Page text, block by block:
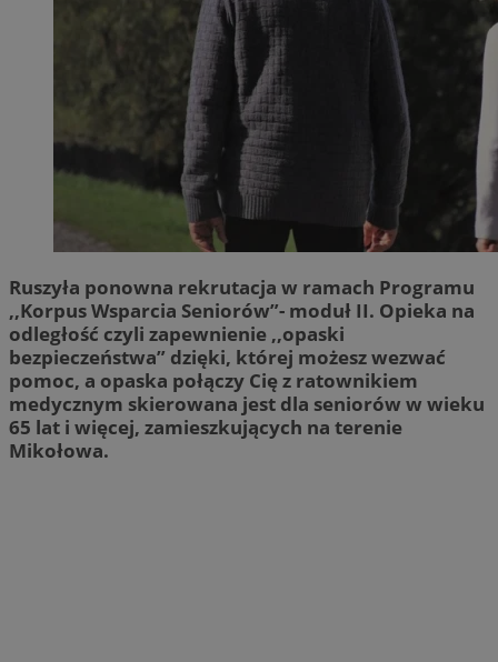
Ruszyła ponowna rekrutacja w ramach Programu
,,Korpus Wsparcia Seniorów”- moduł II. Opieka na
odległość czyli zapewnienie ,,opaski
bezpieczeństwa” dzięki, której możesz wezwać
pomoc, a opaska połączy Cię z ratownikiem
medycznym skierowana jest dla seniorów w wieku
65 lat i więcej, zamieszkujących na terenie
Mikołowa.